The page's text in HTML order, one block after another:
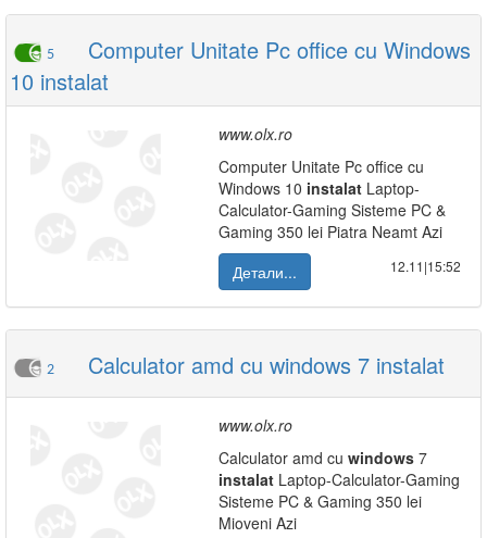
5
Computer Unitate Pc office cu Windows
10 instalat
www.olx.ro
Computer Unitate Pc office cu
Windows 10 instalat Laptop-
Calculator-Gaming Sisteme PC &
Gaming 350 lei Piatra Neamt Azi
Детали...
12.11|15:52
2 Calculator amd cu windows 7 instalat
www.olx.ro
Calculator amd cu windows 7
instalat Laptop-Calculator-Gaming
Sisteme PC & Gaming 350 lei
Mioveni Azi